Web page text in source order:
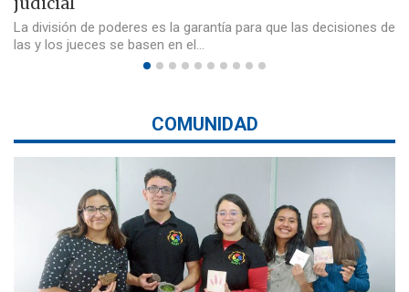
La división de poderes es la garantía para que las decisiones de
las y los jueces se basen en el…
COMUNIDAD